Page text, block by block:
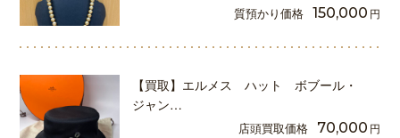
質預かり価格 150,000 円
【買取】エルメス ハット ボブール・
ジャン…
店頭買取価格 70,000 円